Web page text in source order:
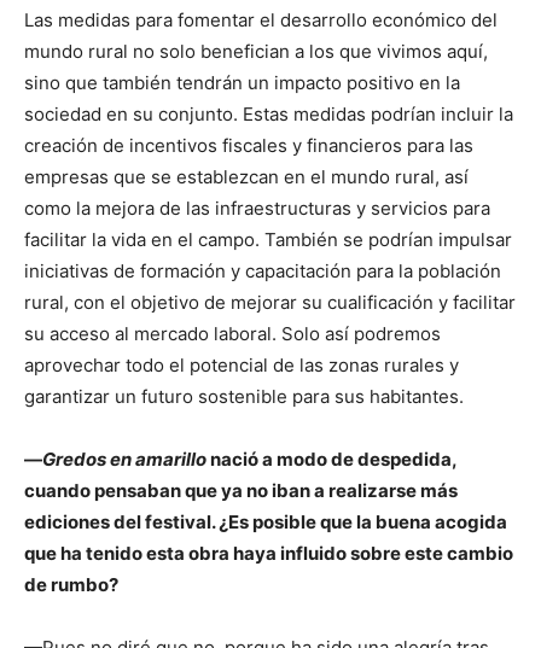
Las medidas para fomentar el desarrollo económico del
mundo rural no solo benefician a los que vivimos aquí,
sino que también tendrán un impacto positivo en la
sociedad en su conjunto. Estas medidas podrían incluir la
creación de incentivos fiscales y financieros para las
empresas que se establezcan en el mundo rural, así
como la mejora de las infraestructuras y servicios para
facilitar la vida en el campo. También se podrían impulsar
iniciativas de formación y capacitación para la población
rural, con el objetivo de mejorar su cualificación y facilitar
su acceso al mercado laboral. Solo así podremos
aprovechar todo el potencial de las zonas rurales y
garantizar un futuro sostenible para sus habitantes.
—Gredos en amarillonació a modo de despedida,
cuando pensaban que ya no iban a realizarse más
ediciones del festival. ¿Es posible que la buena acogida
que ha tenido esta obra haya influido sobre este cambio
de rumbo?